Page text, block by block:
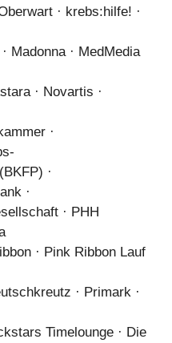
· krebs:hilfe! ·
Madonna · MedMedia
· Novartis ·
·
·
·
· PHH
· Pink Ribbon Lauf
· Primark ·
Timelounge · Die